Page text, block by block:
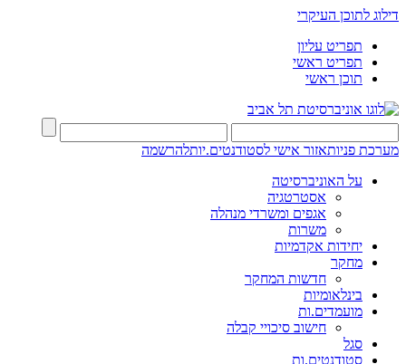
דילוג לתוכן העיקרי
תפריט עליון
תפריט ראשי
תוכן ראשי
מערכת פניותאזור אישי לסטודנטים.יותלהרשמה
על האוניברסיטה
אסטרטגיה
אגפים ומשרדי מנהלה
משרות
יחידות אקדמיות
מחקר
חדשות המחקר
בינלאומיות
מועמדים.ות
חישוב סיכויי קבלה
סגל
סטודנטים.ות